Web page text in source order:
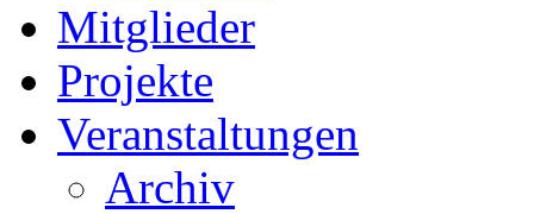
Mitglieder
Projekte
Veranstaltungen
Archiv